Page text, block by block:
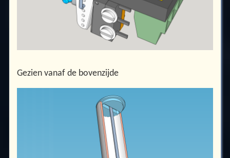
Gezien vanaf de bovenzijde